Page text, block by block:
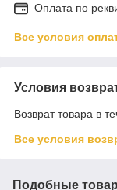
Оплата по
Все условия
Условия
Возврат товара в
Все условия
Подобные